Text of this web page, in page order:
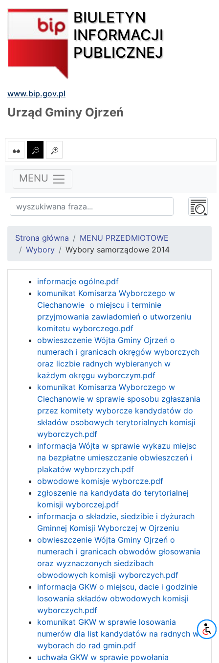
BIULETYN
INFORMACJI
PUBLICZNEJ
www.bip.gov.pl
Urząd Gminy Ojrzeń
MENU
Strona główna
MENU PRZEDMIOTOWE
Wybory
Wybory samorządowe 2014
informacje ogólne.pdf
komunikat Komisarza Wyborczego w
Ciechanowie o miejscu i terminie
przyjmowania zawiadomień o utworzeniu
komitetu wyborczego.pdf
obwieszczenie Wójta Gminy Ojrzeń o
numerach i granicach okręgów wyborczych
oraz liczbie radnych wybieranych w
każdym okręgu wyborczym.pdf
komunikat Komisarza Wyborczego w
Ciechanowie w sprawie sposobu zgłaszania
przez komitety wyborcze kandydatów do
składów osobowych terytorialnych komisji
wyborczych.pdf
informacja Wójta w sprawie wykazu miejsc
na bezpłatne umieszczanie obwieszczeń i
plakatów wyborczych.pdf
obwodowe komisje wyborcze.pdf
zgłoszenie na kandydata do terytorialnej
komisji wyborczej.pdf
informacja o składzie, siedzibie i dyżurach
Gminnej Komisji Wyborczej w Ojrzeniu
obwieszczenie Wójta Gminy Ojrzeń o
numerach i granicach obwodów głosowania
oraz wyznaczonych siedzibach
obwodowych komisji wyborczych.pdf
informacja GKW o miejscu, dacie i godzinie
losowania składów obwodowych komisji
wyborczych.pdf
komunikat GKW w sprawie losowania
numerów dla list kandydatów na radnych w
wyborach do rad gmin.pdf
uchwała GKW w sprawie powołania